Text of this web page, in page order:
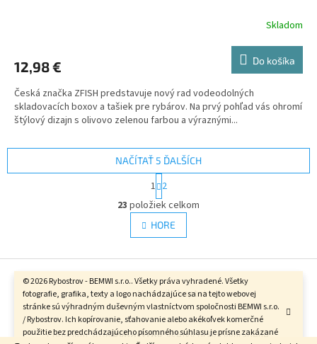
© 2026 Rybostrov - BEMWI s.r.o.. Všetky práva vyhradené. Všetky
fotografie, grafika, texty a logo nachádzajúce sa na tejto webovej
stránke sú výhradným duševným vlastníctvom spoločnosti BEMWI s.r.o.
/ Rybostrov. Ich kopírovanie, sťahovanie alebo akékoľvek komerčné
použitie bez predchádzajúceho písomného súhlasu je prísne zakázané
Skladom
12,98 € Do košíka
Česká značka ZFISH predstavuje nový rad vodeodolných
skladovacích boxov a tašiek pre rybárov. Na prvý pohľad vás ohromí
štýlový dizajn s olivovo zelenou farbou a výraznými...
O
v
l
á
c
i
e
p
r
NAČÍTAŤ 5 ĎALŠÍCH
t
r
á
n
k
v
a
n
i
e
1 2
23 položiek celkom
HORE
Vytvoril Shoptet
Copyright 2026Rybostrov. Všetky práva vyhradené.